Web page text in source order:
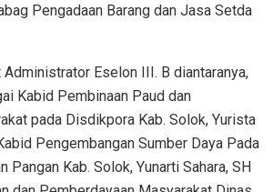
Pengadaan Barang dan Jasa Setda
Eselon III. B diantaranya,
Kabid Pembinaan Paud dan
pada Disdikpora Kab. Solok, Yurista
Pengembangan Sumber Daya Pada
Pangan Kab. Solok, Yunarti Sahara, SH